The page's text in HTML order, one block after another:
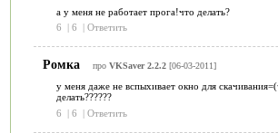
а у меня не работает прога!что делать?
6
| 6 | Ответить
Ромка про VKSaver 2.2.2[06-03-2011]
у меня даже не вспыхивает окно для
делать??????
6
| 6 | Ответить